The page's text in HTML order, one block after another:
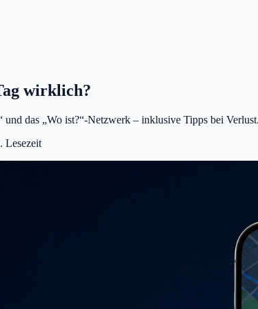
wirklich?
das „Wo ist?“-Netzwerk – inklusive Tipps bei
Lesezeit